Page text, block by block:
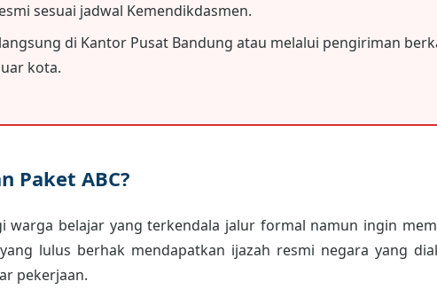
sesuai jadwal Kemendikdasmen.
di Kantor Pusat Bandung atau melalui pengiriman
kota.
Paket ABC?
warga belajar yang terkendala jalur formal namun ingin
yang lulus berhak mendapatkan ijazah resmi negara yang
pekerjaan.